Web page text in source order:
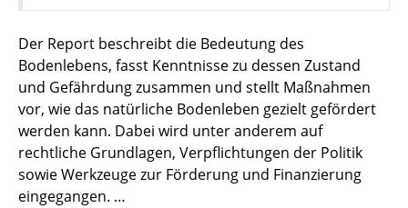
Der Report beschreibt die Bedeutung des
Bodenlebens, fasst Kenntnisse zu dessen Zustand
und Gefährdung zusammen und stellt Maßnahmen
vor, wie das natürliche Bodenleben gezielt gefördert
werden kann. Dabei wird unter anderem auf
rechtliche Grundlagen, Verpflichtungen der Politik
sowie Werkzeuge zur Förderung und Finanzierung
eingegangen. …